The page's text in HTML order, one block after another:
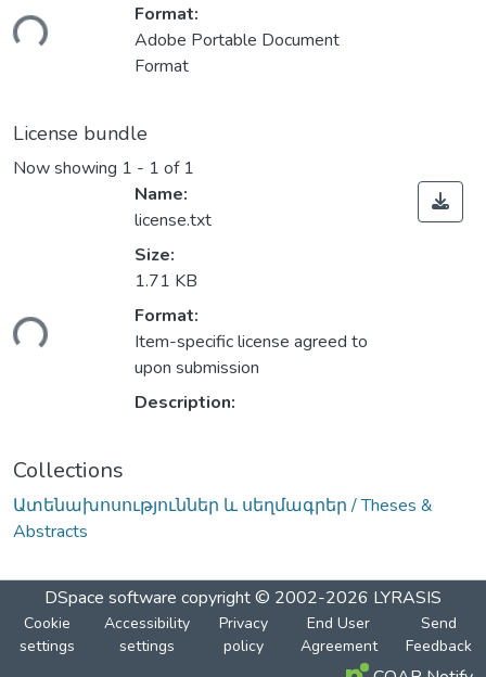
Format:
Adobe Portable Document
Format
License bundle
Now showing 1 - 1 of 1
Name:
license.txt
Size:
1.71 KB
Format:
Item-specific license agreed to
upon submission
Description:
Collections
Ատենախոսություններ և սեղմագրեր / Theses &
Abstracts
DSpace software copyright © 2002-2026 LYRASIS
Cookie
settings
Accessibility
settings
Privacy
policy
End User
Agreement
Send
Feedback